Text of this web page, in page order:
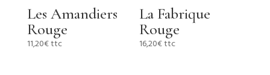
Les Amandiers
Rouge
11,20€ttc
La Fabrique
Rouge
16,20€ttc